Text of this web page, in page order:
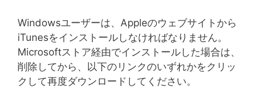
Windowsユーザーは、Appleのウェブサイトから
iTunesをインストールしなければなりません。
Microsoftストア経由でインストールした場合は、
削除してから、以下のリンクのいずれかをクリッ
クして再度ダウンロードしてください。